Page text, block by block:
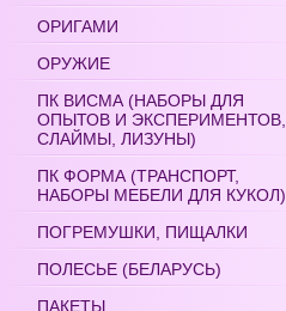
ОРИГАМИ
ОРУЖИЕ
ПК ВИСМА (НАБОРЫ ДЛЯ
ОПЫТОВ И ЭКСПЕРИМЕНТОВ,
СЛАЙМЫ, ЛИЗУНЫ)
ПК ФОРМА (ТРАНСПОРТ,
НАБОРЫ МЕБЕЛИ ДЛЯ КУКОЛ)
ПОГРЕМУШКИ, ПИЩАЛКИ
ПОЛЕСЬЕ (БЕЛАРУСЬ)
ПАКЕТЫ